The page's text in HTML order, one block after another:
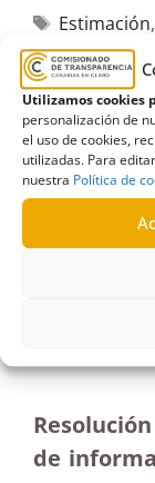
Utilizamos cookies
personalización de
el uso de cookies,
utilizadas. Para
nuestra Política de
Estimación,
Gran Canaria
protección
R275/2020
05/05/2021
expediente
de